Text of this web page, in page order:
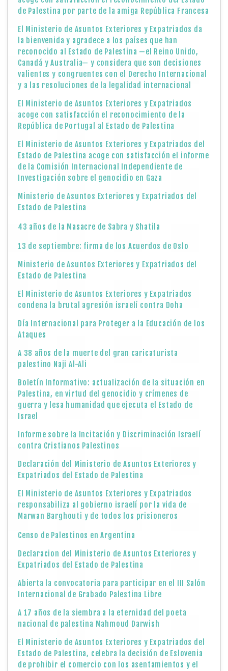
de Palestina por parte de la amiga República Francesa
El Ministerio de Asuntos Exteriores y Expatriados da
la bienvenida y agradece a los países que han
reconocido al Estado de Palestina —el Reino Unido,
Canadá y Australia— y considera que son decisiones
valientes y congruentes con el Derecho Internacional
y a las resoluciones de la legalidad internacional
El Ministerio de Asuntos Exteriores y Expatriados
acoge con satisfacción el reconocimiento de la
República de Portugal al Estado de Palestina
El Ministerio de Asuntos Exteriores y Expatriados del
Estado de Palestina acoge con satisfacción el informe
de la Comisión Internacional Independiente de
Investigación sobre el genocidio en Gaza
Ministerio de Asuntos Exteriores y Expatriados del
Estado de Palestina
43 años de la Masacre de Sabra y Shatila
13 de septiembre: firma de los Acuerdos de Oslo
Ministerio de Asuntos Exteriores y Expatriados del
Estado de Palestina
El Ministerio de Asuntos Exteriores y Expatriados
condena la brutal agresión israelí contra Doha
Día Internacional para Proteger a la Educación de los
Ataques
A 38 años de la muerte del gran caricaturista
palestino Naji Al-Ali
Boletín Informativo: actualización de la situación en
Palestina, en virtud del genocidio y crímenes de
guerra y lesa humanidad que ejecuta el Estado de
Israel
Informe sobre la Incitación y Discriminación Israelí
contra Cristianos Palestinos
Declaración del Ministerio de Asuntos Exteriores y
Expatriados del Estado de Palestina
El Ministerio de Asuntos Exteriores y Expatriados
responsabiliza al gobierno israelí por la vida de
Marwan Barghouti y de todos los prisioneros
Censo de Palestinos en Argentina
Declaracion del Ministerio de Asuntos Exteriores y
Expatriados del Estado de Palestina
Abierta la convocatoria para participar en el III Salón
Internacional de Grabado Palestina Libre
A 17 años de la siembra a la eternidad del poeta
nacional de palestina Mahmoud Darwish
El Ministerio de Asuntos Exteriores y Expatriados del
Estado de Palestina, celebra la decisión de Eslovenia
de prohibir el comercio con los asentamientos y el